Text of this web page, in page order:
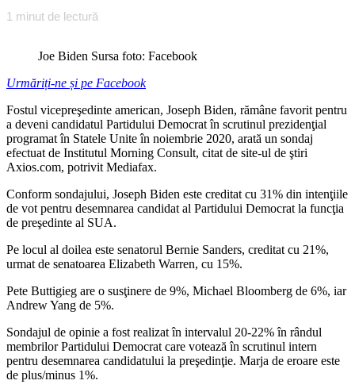
1 minut de lectură
Joe Biden Sursa foto: Facebook
Urmăriți-ne și pe Facebook
Fostul vicepreşedinte american, Joseph Biden, rămâne favorit pentru
a deveni candidatul Partidului Democrat în scrutinul prezidenţial
programat în Statele Unite în noiembrie 2020, arată un sondaj
efectuat de Institutul Morning Consult, citat de site-ul de ştiri
Axios.com, potrivit Mediafax.
Conform sondajului, Joseph Biden este creditat cu 31% din intenţiile
de vot pentru desemnarea candidat al Partidului Democrat la funcţia
de preşedinte al SUA.
Pe locul al doilea este senatorul Bernie Sanders, creditat cu 21%,
urmat de senatoarea Elizabeth Warren, cu 15%.
Pete Buttigieg are o susţinere de 9%, Michael Bloomberg de 6%, iar
Andrew Yang de 5%.
Sondajul de opinie a fost realizat în intervalul 20-22% în rândul
membrilor Partidului Democrat care votează în scrutinul intern
pentru desemnarea candidatului la preşedinţie. Marja de eroare este
de plus/minus 1%.